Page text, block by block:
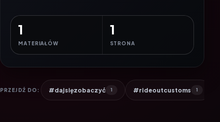
1
MATERIAŁÓW
1
STRONA
PRZEJDŹ DO: #dajsięzobaczyć 1 #rideoutcustoms 1